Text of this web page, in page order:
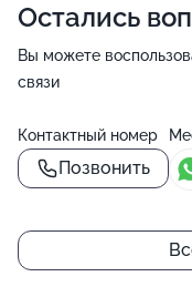
Остались
Вы можете
связи
Контактный номер
Позвонить